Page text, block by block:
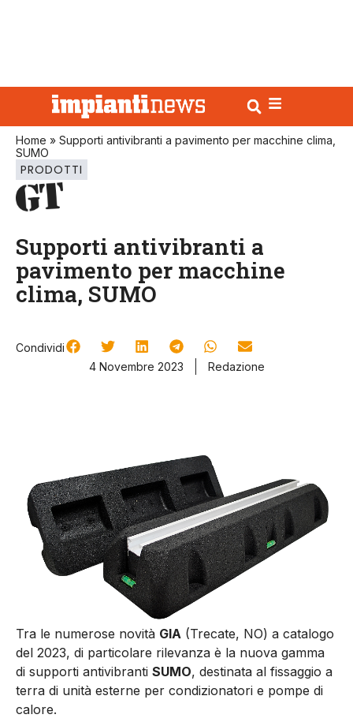
Home » Supporti antivibranti a pavimento per macchine clima,
SUMO
PRODOTTI
Supporti antivibranti a
pavimento per macchine
clima, SUMO
Condividi
4 Novembre 2023
Redazione
Tra le numerose novità GIA (Trecate, NO) a catalogo
del 2023, di particolare rilevanza è la nuova gamma
di supporti antivibranti SUMO, destinata al fissaggio a
terra di unità esterne per condizionatori e pompe di
calore.